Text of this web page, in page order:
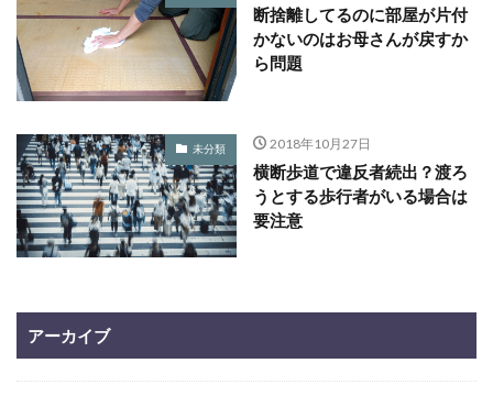
断捨離してるのに部屋が片付
かないのはお母さんが戻すか
ら問題
未分類 2018年10月27日
横断歩道で違反者続出？渡ろ
うとする歩行者がいる場合は
要注意
アーカイブ